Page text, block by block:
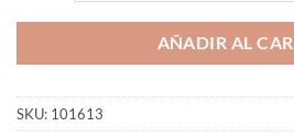
AÑADIR AL
SKU: 101613